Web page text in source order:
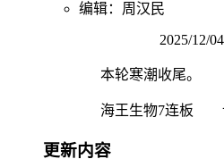
编辑：周汉民
2025/12/
本轮寒潮收尾。
海王生物7连板 许
更新内容